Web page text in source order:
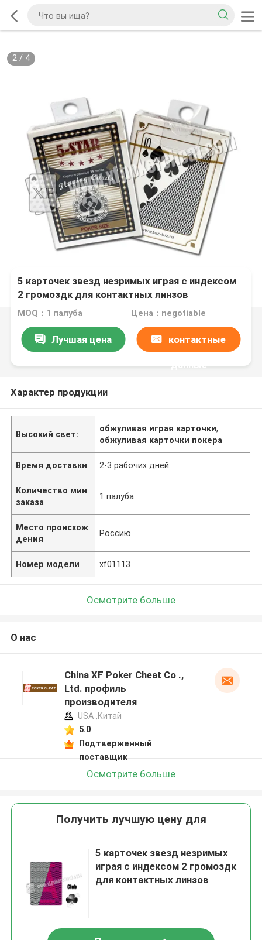
2/ 4
5 карточек звезд незримых играя с индексом
2 громоздк для контактных линзов
MOQ：1 палуба Цена：negotiable
Лучшая цена контактные
данные
Характер продукции
Высокий свет:
обжуливая играя карточки,
обжуливая карточки покера
Время доставки 2-3 рабочих дней
Количество мин
заказа
1 палуба
Место происхож
дения
Россию
Номер модели xf01113
Осмотрите больше
О нас
China XF Poker Cheat Co .,
Ltd. профиль
производителя
USA ,Китай
5.0
Подтверженный
поставщик
Осмотрите больше
Получить лучшую цену для
5 карточек звезд незримых
играя с индексом 2 громоздк
для контактных линзов